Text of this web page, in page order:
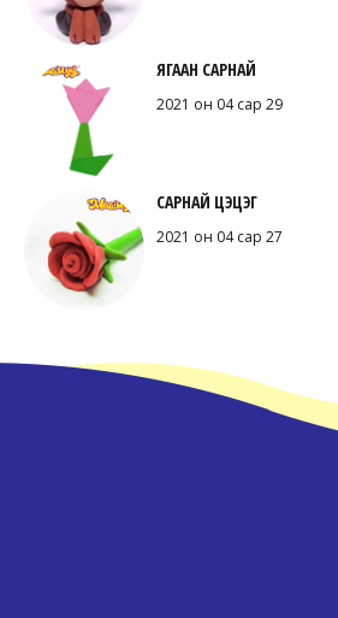
ЯГААН САРНАЙ
2021 он 04 сар 29
САРНАЙ ЦЭЦЭГ
2021 он 04 сар 27